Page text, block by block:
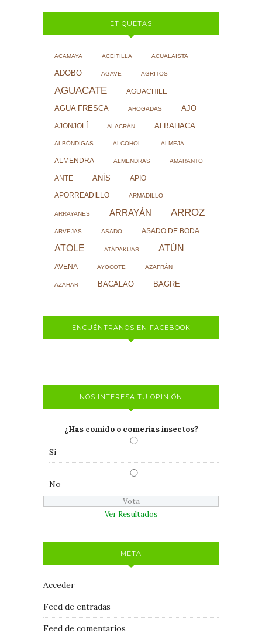
ETIQUETAS
ACAMAYA ACEITILLA ACUALAISTA
ADOBO AGAVE AGRITOS
AGUACATE AGUACHILE
AGUA FRESCA AHOGADAS AJO
AJONJOLÍ ALACRÁN ALBAHACA
ALBÓNDIGAS ALCOHOL ALMEJA
ALMENDRA ALMENDRAS AMARANTO
ANTE ANÍS APIO
APORREADILLO ARMADILLO
ARRAYANES ARRAYÁN ARROZ
ARVEJAS ASADO ASADO DE BODA
ATOLE ATÁPAKUAS ATÚN
AVENA AYOCOTE AZAFRÁN
AZAHAR BACALAO BAGRE
ENCUÉNTRANOS EN FACEBOOK
NOS INTERESA TU OPINIÓN
¿Has comido o comerías insectos?
Si
No
Ver Resultados
META
Acceder
Feed de entradas
Feed de comentarios